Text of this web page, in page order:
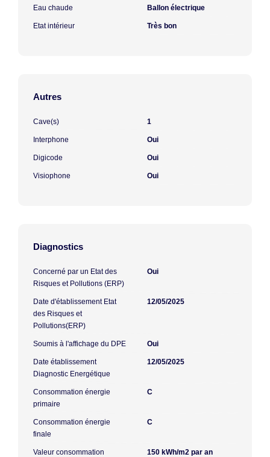
Eau chaude Ballon électrique
Etat intérieur Très bon
Autres
Cave(s) 1
Interphone Oui
Digicode Oui
Visiophone Oui
Diagnostics
Concerné par un Etat des
Risques et Pollutions (ERP)
Oui
Date d'établissement Etat
des Risques et
Pollutions(ERP)
12/05/2025
Soumis à l'affichage du DPE Oui
Date établissement
Diagnostic Energétique
12/05/2025
Consommation énergie
primaire
C
Consommation énergie
finale
C
Valeur consommation
150 kWh/m2 par an